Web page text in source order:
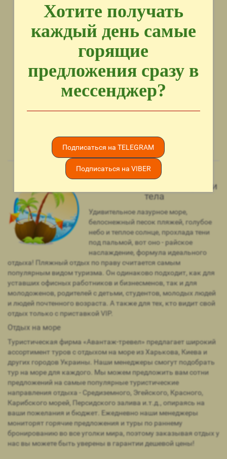
Хотите получать
каждый день самые
горящие
предложения сразу в
мессенджер?
Подписаться на TELEGRAM
Подписаться на VIBER
Туры в ОАЭ (28) Туры в Турцию (39)
Туры на Кипр (0) Туры по Украине (6)
Пляжный отдых для души и
тела
Удивительное лазурное море,
белоснежный песок пляжей, голубое
небо и теплое солнце, прохлада тени
под пальмой, вот оно - райское
наслаждение, формула идеального
отдыха! Пляжный отдых по праву считается самым
популярным видом туризма. Он одинаково подходит, как для
уставших офисных работников и бизнесменов, так и для
молодоженов, родителей с детьми, студентов, молодых людей
и людей почтенного возраста. А также для тех, кто видит свой
отдых только с приставкой VIP.
Отдых на море
Туристическая фирма «Авантаж-тревел» предлагает широкий
ассортимент туров с отдыхом на море из Харькова, Киева и
других городов Украины. Наши менеджеры смогут подобрать
тур на море для каждого. Мы можем предложить вам сотни
предложений на самые популярные туристические
направления отдыха - Средиземного, Эгейского, Красного,
Карибского морей, Персидского залива и.т.д., опираясь на
ваши пожелания и бюджет. Ежедневно наши менеджеры
мониторят горячие предложения и туры по раннему
бронированию во все уголки мира, поэтому заказывая отдых у
нас вы можете быть уверены в гарантии дешевой цены!